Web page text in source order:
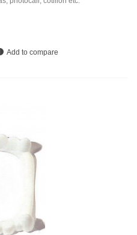
Add to compare